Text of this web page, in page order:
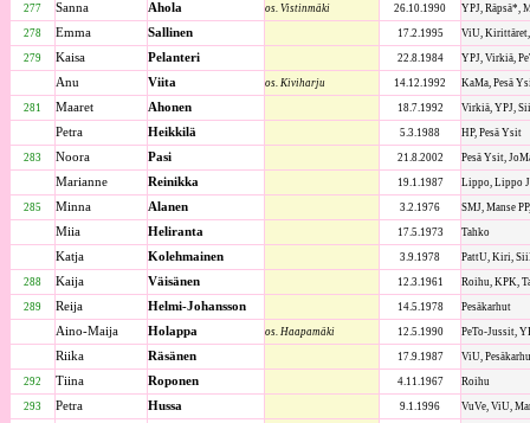
277 Sanna Ahola os. Vistinmäki 26.10.1990 YPJ, Räpsä*,
278 Emma Sallinen 17.2.1995 ViU, Kirittäret,
279 Kaisa Pelanteri 22.8.1984 YPJ, Virkiä,
Anu Viita os. Kiviharju 14.12.1992 KaMa, Pesä
281 Maaret Ahonen 18.7.1992 Virkiä, YPJ,
Petra Heikkilä 5.3.1988 HP, Pesä Ysit
283 Noora Pasi 21.8.2002 Pesä Ysit,
Marianne Reinikka 19.1.1987 Lippo, Lippo
285 Minna Alanen 3.2.1976 SMJ, Manse
Miia Heliranta 17.5.1973 Tahko
Katja Kolehmainen 3.9.1978 PattU, Kiri,
288 Kaija Väisänen 12.3.1961 Roihu, KPK,
289 Reija Helmi-Johansson 14.5.1978 Pesäkarhut
Aino-Maija Holappa os. Haapamäki 12.5.1990 PeTo-Jussit,
Riika Räsänen 17.9.1987 ViU,
292 Tiina Roponen 4.11.1967 Roihu
293 Petra Hussa 9.1.1996 VuVe, ViU,